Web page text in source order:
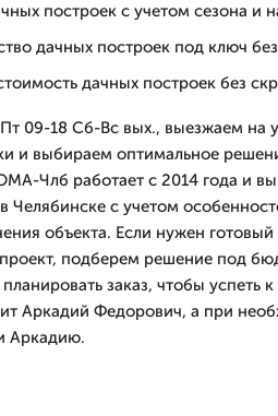
построек с учетом сезона и
дачных построек под ключ
дачных построек без
09-18 Сб-Вс вых., выезжаем на
и выбираем оптимальное
Члб работает с 2014 года и
Челябинске с учетом
объекта. Если нужен готовый
подберем решение под
заказ, чтобы успеть
Аркадий Федорович, а при
Аркадию.